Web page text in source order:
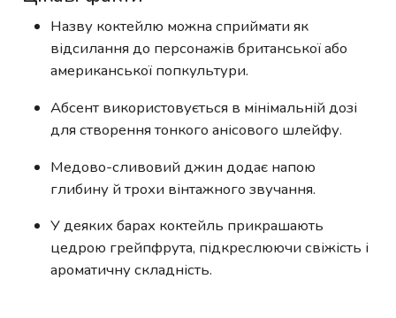
Назву коктейлю можна сприймати як
відсилання до персонажів британської або
американської попкультури.
Абсент використовується в мінімальній дозі
для створення тонкого анісового шлейфу.
Медово-сливовий джин додає напою
глибину й трохи вінтажного звучання.
У деяких барах коктейль прикрашають
цедрою грейпфрута, підкреслюючи свіжість і
ароматичну складність.